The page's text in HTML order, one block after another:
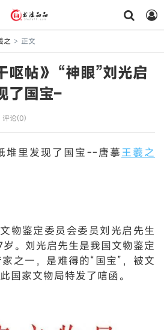
之 > 正文
呕帖》 “神眼”刘光启
了国宝–
评论(0)
堆里发现了国宝--唐摹王羲之
物鉴定委员会委员刘光启先生
。刘光启先生是我国文物鉴定
之一，是难得的“国宝”，被文
国家文物局特发了唁函。